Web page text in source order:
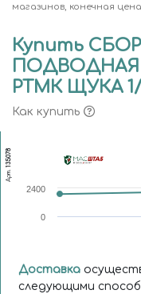
магазинов, конечная
Купить
ПОДВОДНАЯ
РТМК ЩУКА 1/
Как купить
Арт.
135078
0
2400
Доставка
следующими